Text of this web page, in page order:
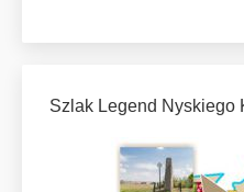
Szlak Legend Nyskiego